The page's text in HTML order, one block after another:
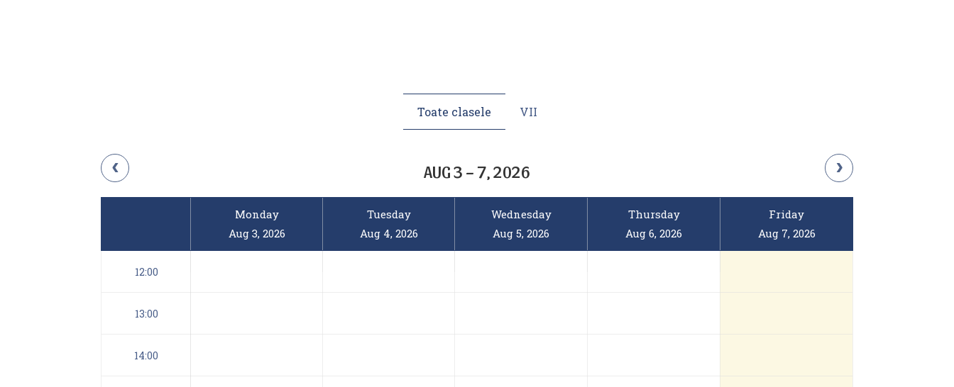
Toate clasele VII
AUG 3 – 7, 2026
Monday
Aug 3, 2026
Tuesday
Aug 4, 2026
Wednesday
Aug 5, 2026
Thursday
Aug 6, 2026
Friday
Aug 7, 2026
12:00
13:00
14:00